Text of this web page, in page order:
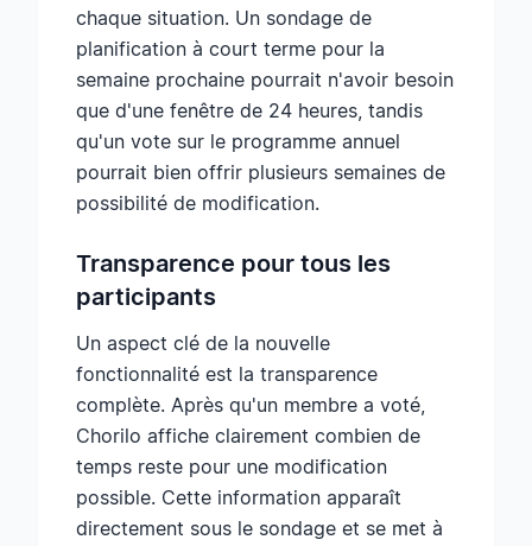
chaque situation. Un sondage de
planification à court terme pour la
semaine prochaine pourrait n'avoir besoin
que d'une fenêtre de 24 heures, tandis
qu'un vote sur le programme annuel
pourrait bien offrir plusieurs semaines de
possibilité de modification.
Transparence pour tous les
participants
Un aspect clé de la nouvelle
fonctionnalité est la transparence
complète. Après qu'un membre a voté,
Chorilo affiche clairement combien de
temps reste pour une modification
possible. Cette information apparaît
directement sous le sondage et se met à